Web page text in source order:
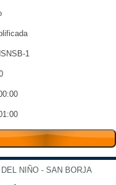
1
NIÑO - SAN BORJA